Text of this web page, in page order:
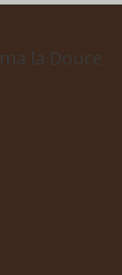
la Douce